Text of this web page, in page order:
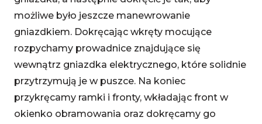
możliwe było jeszcze manewrowanie
gniazdkiem. Dokręcając wkręty mocujące
rozpychamy prowadnice znajdujące się
wewnątrz gniazdka elektrycznego, które solidnie
przytrzymują je w puszce. Na koniec
przykręcamy ramki i fronty, wkładając front w
okienko obramowania oraz dokręcamy go